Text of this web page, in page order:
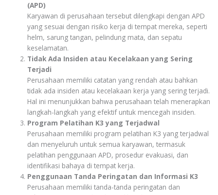
(APD)
Karyawan di perusahaan tersebut dilengkapi dengan APD
yang sesuai dengan risiko kerja di tempat mereka, seperti
helm, sarung tangan, pelindung mata, dan sepatu
keselamatan.
Tidak Ada Insiden atau Kecelakaan yang Sering
Terjadi
Perusahaan memiliki catatan yang rendah atau bahkan
tidak ada insiden atau kecelakaan kerja yang sering terjadi.
Hal ini menunjukkan bahwa perusahaan telah menerapkan
langkah-langkah yang efektif untuk mencegah insiden.
Program Pelatihan K3 yang Terjadwal
Perusahaan memiliki program pelatihan K3 yang terjadwal
dan menyeluruh untuk semua karyawan, termasuk
pelatihan penggunaan APD, prosedur evakuasi, dan
identifikasi bahaya di tempat kerja.
Penggunaan Tanda Peringatan dan Informasi K3
Perusahaan memiliki tanda-tanda peringatan dan